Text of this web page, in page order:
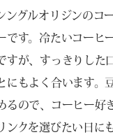
ングルオリジンのコ
です。冷たいコーヒ
すが、すっきりした
にもよく合います。
るので、コーヒー好
ンクを選びたい日に